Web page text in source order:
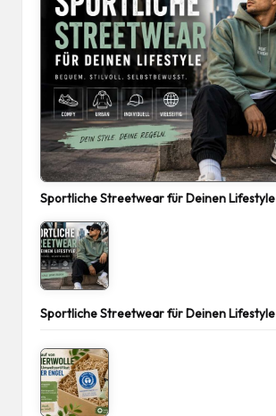
Sportliche Streetwear für Deinen Lifestyle
Sportliche Streetwear für Deinen Lifestyle